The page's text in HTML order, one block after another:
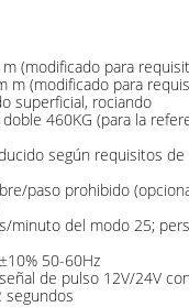
(modificado para
(modificado para
superficial, rociando
460KG (para la
según requisitos
paso prohibido
minuto del modo 25;
50-60Hz
de pulso 12V/24V